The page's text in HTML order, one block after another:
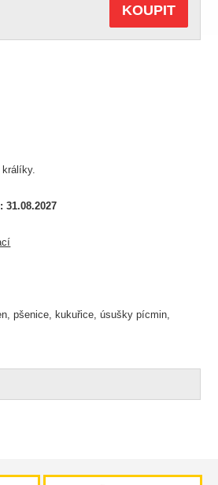
31.08.2027
KOUPIT
pšenice, kukuřice, úsušky pícmin,